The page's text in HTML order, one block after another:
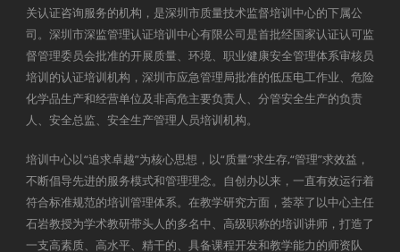
关认证咨询服务的机构，是深圳市质量技术监督培训中心的下属公
司。深圳市深监管理认证培训中心有限公司是首批经国家认证认可监
督管理委员会批准的开展质量、环境、职业健康安全管理体系审核员
培训的认证培训机构，深圳市应急管理局批准的低压电工作业、危险
化学品生产和经营单位及非高危主要负责人、分管安全生产的负责
人、安全总监、安全生产管理人员培训机构。
培训中心以“追求卓越”为核心思想，以“质量”求生存,“管理”求效益，
不断倡导先进的服务模式和管理理念。自创办以来，一直有效运行着
符合标准规范的培训管理体系。在教学研究方面，荟萃了以中心主任
石岩教授为学术教研带头人的多名中、高级职称的培训讲师，打造了
一支高素质、高水平、精干的、具备课程开发和教学能力的师资队